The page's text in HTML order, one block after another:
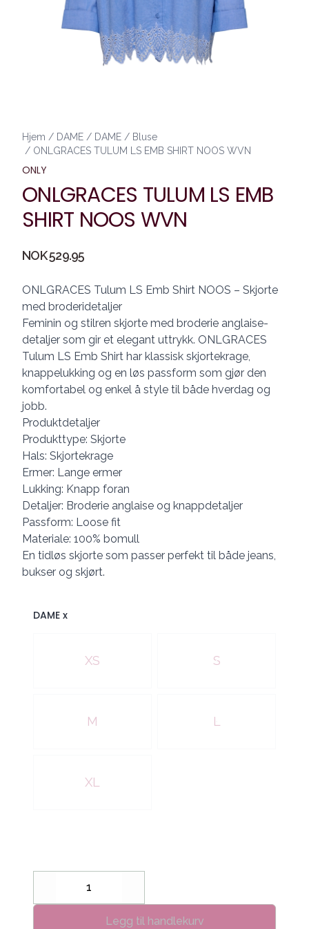
Hjem / DAME / DAME / Bluse
/ ONLGRACES TULUM LS EMB SHIRT NOOS WVN
ONLY
ONLGRACES TULUM LS EMB
SHIRT NOOS WVN
Produktdetaljer
NOK 529.95
Description
ONLGRACES Tulum LS Emb Shirt NOOS – Skjorte
med broderidetaljer
Feminin og stilren skjorte med broderie anglaise-
detaljer som gir et elegant uttrykk. ONLGRACES
Tulum LS Emb Shirt har klassisk skjortekrage,
knappelukking og en løs passform som gjør den
komfortabel og enkel å style til både hverdag og
jobb.
Produktdetaljer
Produkttype: Skjorte
Hals: Skjortekrage
Ermer: Lange ermer
Lukking: Knapp foran
Detaljer: Broderie anglaise og knappdetaljer
Passform: Loose fit
Materiale: 100% bomull
En tidløs skjorte som passer perfekt til både jeans,
bukser og skjørt.
DAME x
XS S
M L
XL
Decrease
Legg til handlekurv